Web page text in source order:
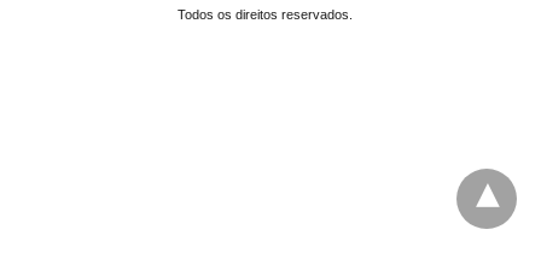
Todos os direitos reservados.